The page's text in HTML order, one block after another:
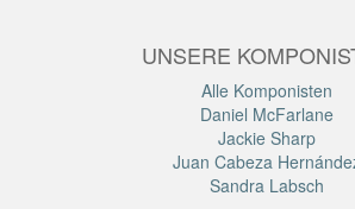
UNSERE
Alle Komponisten
Daniel McFarlane
Jackie Sharp
Juan Cabeza
Sandra Labsch